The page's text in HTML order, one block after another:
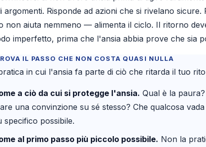
argomenti. Risponde ad azioni che si rivelano sicure.
non aiuta nemmeno — alimenta il ciclo. Il ritorno
imperfetto, prima che l'ansia abbia prove che sia
IL PASSO CHE NON COSTA QUASI NULLA
in cui l'ansia fa parte di ciò che ritarda il tuo
a ciò da cui si protegge l'ansia. Qual è la
una convinzione su sé stesso? Che qualcosa
specifico possibile.
al primo passo più piccolo possibile. Non la